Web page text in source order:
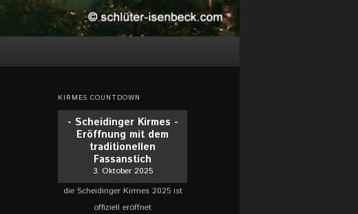
KIRMES COUNTDOWN
- Scheidinger Kirmes -
Eröffnung mit dem
traditionellen
Fassanstich
3. Oktober 2025
die Scheidinger Kirmes 2025 ist
offiziell eröffnet